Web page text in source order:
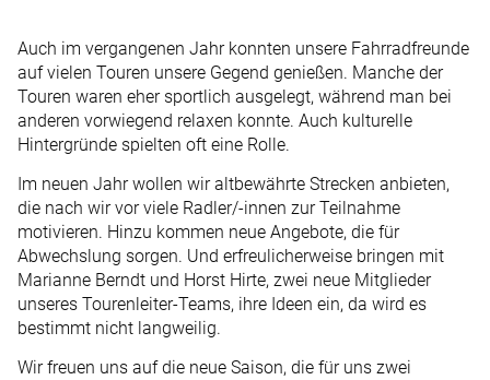
Auch im vergangenen Jahr konnten unsere Fahrradfreunde
auf vielen Touren unsere Gegend genießen. Manche der
Touren waren eher sportlich ausgelegt, während man bei
anderen vorwiegend relaxen konnte. Auch kulturelle
Hintergründe spielten oft eine Rolle.
Im neuen Jahr wollen wir altbewährte Strecken anbieten,
die nach wir vor viele Radler/-innen zur Teilnahme
motivieren. Hinzu kommen neue Angebote, die für
Abwechslung sorgen. Und erfreulicherweise bringen mit
Marianne Berndt und Horst Hirte, zwei neue Mitglieder
unseres Tourenleiter-Teams, ihre Ideen ein, da wird es
bestimmt nicht langweilig.
Wir freuen uns auf die neue Saison, die für uns zwei